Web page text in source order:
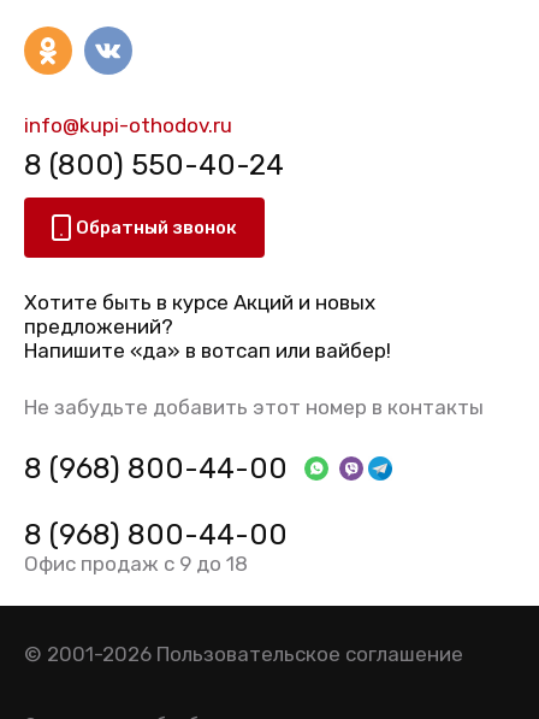
info@kupi-othodov.ru
8 (800) 550-40-24
Обратный звонок
Хотите быть в курсе Акций и новых
предложений?
Напишите «да» в вотсап или вайбер!
Не забудьте добавить этот номер в контакты
8 (968) 800-44-00
8 (968) 800-44-00
Офис продаж с 9 до 18
© 2001-2026 Пользовательское соглашение